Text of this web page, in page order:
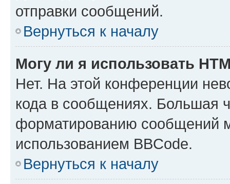
отправки сообщений.
Вернуться к началу
Могу ли я использовать
Нет. На этой конференции
кода в сообщениях. Большая
форматированию сообщений
использованием BBCode.
Вернуться к началу